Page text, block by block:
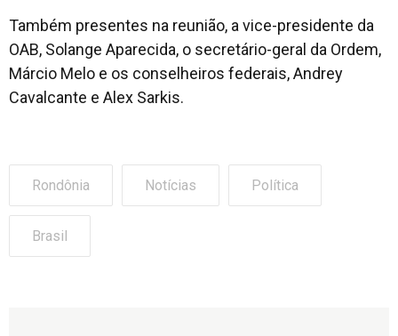
Também presentes na reunião, a vice-presidente da
OAB, Solange Aparecida, o secretário-geral da Ordem,
Márcio Melo e os conselheiros federais, Andrey
Cavalcante e Alex Sarkis.
Rondônia Notícias Política
Brasil